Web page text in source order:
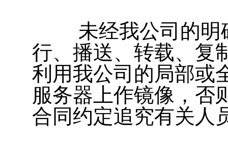
未经我公司的明确
行、播送、转载、复
利用我公司的局部或
服务器上作镜像，否
合同约定追究有关人